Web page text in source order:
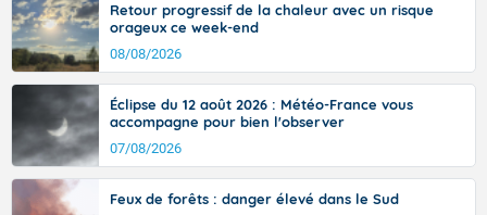
Retour progressif de la chaleur avec un risque
orageux ce week-end
08/08/2026
Éclipse du 12 août 2026 : Météo-France vous
accompagne pour bien l'observer
07/08/2026
Feux de forêts : danger élevé dans le Sud